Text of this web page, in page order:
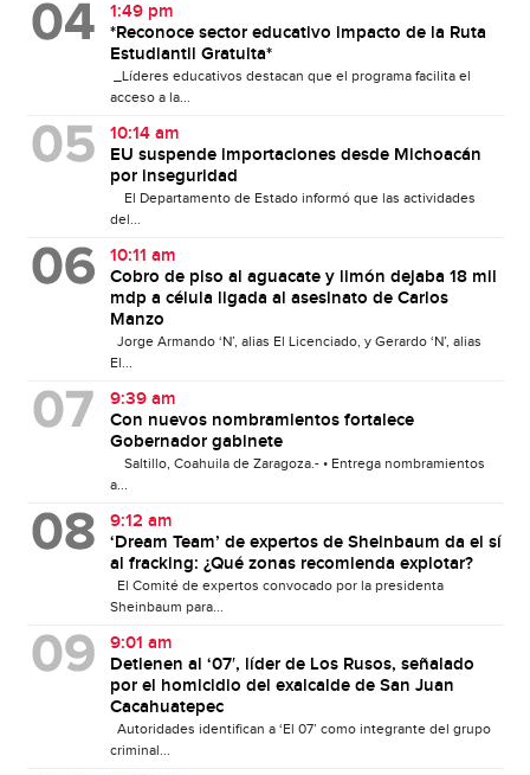
1:49 pm
*Reconoce sector educativo impacto de la Ruta
Estudiantil Gratuita*
_Líderes educativos destacan que el programa facilita el
acceso a la...
10:14 am
EU suspende importaciones desde Michoacán
por inseguridad
El Departamento de Estado informó que las actividades
del...
10:11 am
Cobro de piso al aguacate y limón dejaba 18 mil
mdp a célula ligada al asesinato de Carlos
Manzo
Jorge Armando ‘N’, alias El Licenciado, y Gerardo ‘N’, alias
El...
9:39 am
Con nuevos nombramientos fortalece
Gobernador gabinete
Saltillo, Coahuila de Zaragoza.- • Entrega nombramientos
a...
9:12 am
‘Dream Team’ de expertos de Sheinbaum da el sí
al fracking: ¿Qué zonas recomienda explotar?
El Comité de expertos convocado por la presidenta
Sheinbaum para...
9:01 am
Detienen al ‘07′, líder de Los Rusos, señalado
por el homicidio del exalcalde de San Juan
Cacahuatepec
Autoridades identifican a ‘El 07’ como integrante del grupo
criminal...